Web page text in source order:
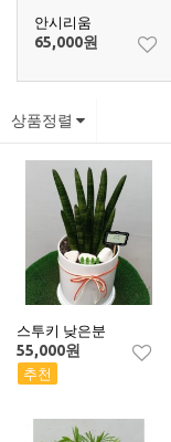
안시리움
65,000원
상품정렬
스투키 낮은분
55,000원
추천